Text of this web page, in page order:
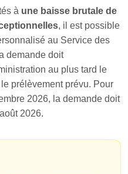
à une baisse brutale de
, il est possible
au Service des
demande doit
au plus tard le
prélèvement prévu. Pour
2026, la demande doit
2026.